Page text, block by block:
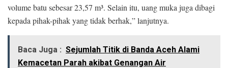
volume batu sebesar 23,57 m³. Selain itu, uang muka juga dibagi
kepada pihak-pihak yang tidak berhak,” lanjutnya.
Baca Juga : Sejumlah Titik di Banda Aceh Alami
Kemacetan Parah akibat Genangan Air